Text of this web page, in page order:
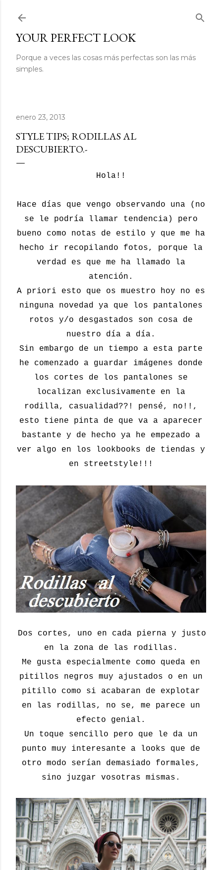
YOUR PERFECT LOOK
Porque a veces las cosas más perfectas son las más
simples.
enero 23, 2013
STYLE TIPS; RODILLAS AL
DESCUBIERTO.-
Hola!!
Hace días que vengo observando una (no
se le podría llamar tendencia) pero
bueno como notas de estilo y que me ha
hecho ir recopilando fotos, porque la
verdad es que me ha llamado la
atención.
A priori esto que os muestro hoy no es
ninguna novedad ya que los pantalones
rotos y/o desgastados son cosa de
nuestro día a día.
Sin embargo de un tiempo a esta parte
he comenzado a guardar imágenes donde
los cortes de los pantalones se
localizan exclusivamente en la
rodilla, casualidad??! pensé, no!!,
esto tiene pinta de que va a aparecer
bastante y de hecho ya he empezado a
ver algo en los lookbooks de tiendas y
en streetstyle!!!
Dos cortes, uno en cada pierna y justo
en la zona de las rodillas.
Me gusta especialmente como queda en
pitillos negros muy ajustados o en un
pitillo como si acabaran de explotar
en las rodillas, no se, me parece un
efecto genial.
Un toque sencillo pero que le da un
punto muy interesante a looks que de
otro modo serían demasiado formales,
sino juzgar vosotras mismas.